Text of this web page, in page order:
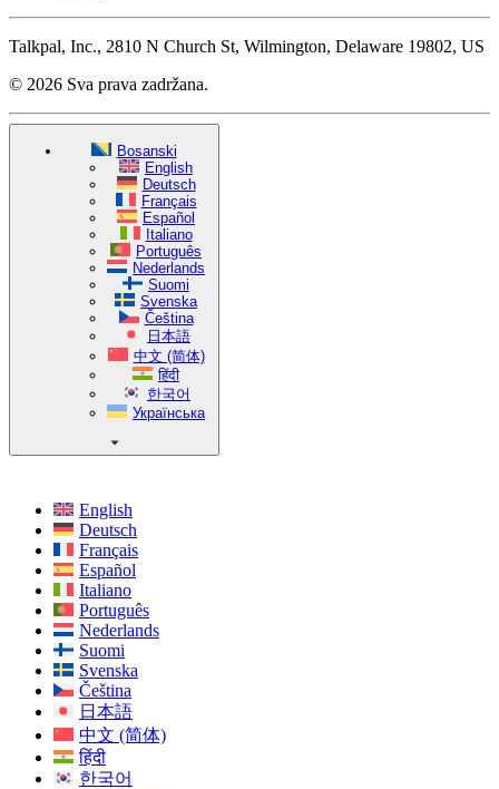
Talkpal, Inc., 2810 N Church St, Wilmington, Delaware 19802, US
© 2026 Sva prava zadržana.
Bosanski
English
Deutsch
Français
Español
Italiano
Português
Nederlands
Suomi
Svenska
Čeština
日本語
中文 (简体)
हिंदी
한국어
Українська
English
Deutsch
Français
Español
Italiano
Português
Nederlands
Suomi
Svenska
Čeština
日本語
中文 (简体)
हिंदी
한국어